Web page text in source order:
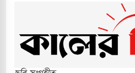
থাকুক বা না থাকুক, ইরানে একক সামরিক